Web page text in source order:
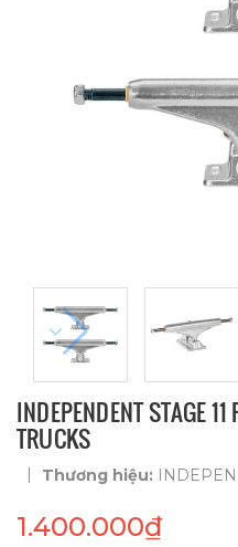
INDEPENDENT STAGE
TRUCKS
| Thương hiệu:
1.400.000₫